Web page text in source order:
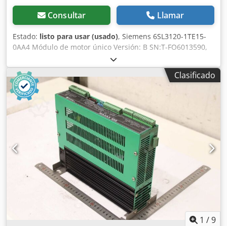
Consultar Llamar
Estado: listo para usar (usado), Siemens 6SL3120-1TE15-
0AA4 Módulo de motor único Versión: B SN:T-FO6013590,
usado, en buen estado, 100% funcional, alcance de
suministro según fotos. Dcsdpfsx Euz Hjx Adzok
Clasificado
1 /9